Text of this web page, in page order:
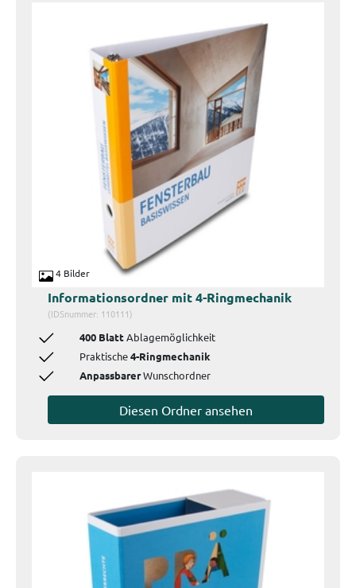
4 Bilder
Informationsordner mit 4-Ringmechanik
(IDSnummer: 110111)
400 BlattAblagemöglichkeit
Praktische4-Ringmechanik
AnpassbarerWunschordner
Diesen Ordner ansehen